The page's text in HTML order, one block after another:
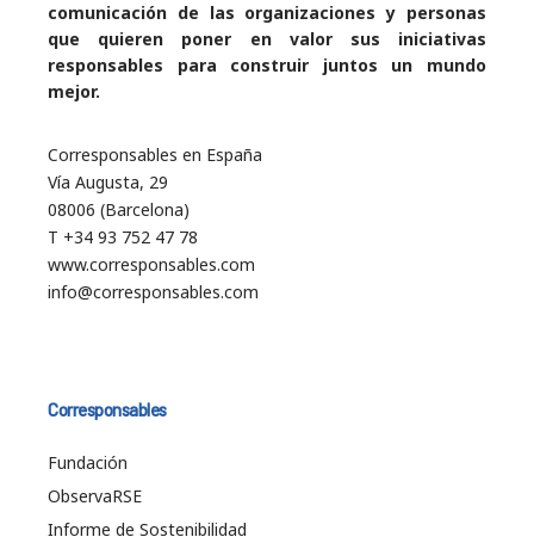
comunicación de las organizaciones y personas
que quieren poner en valor sus iniciativas
responsables para construir juntos un mundo
mejor.
Corresponsables en España
Vía Augusta, 29
08006 (Barcelona)
T +34 93 752 47 78
www.corresponsables.com
info@corresponsables.com
Corresponsables
Fundación
ObservaRSE
Informe de Sostenibilidad